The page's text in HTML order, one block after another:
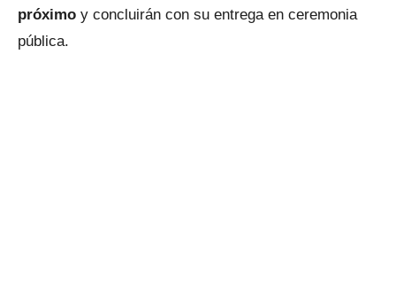
próximo y concluirán con su entrega en ceremonia
pública.